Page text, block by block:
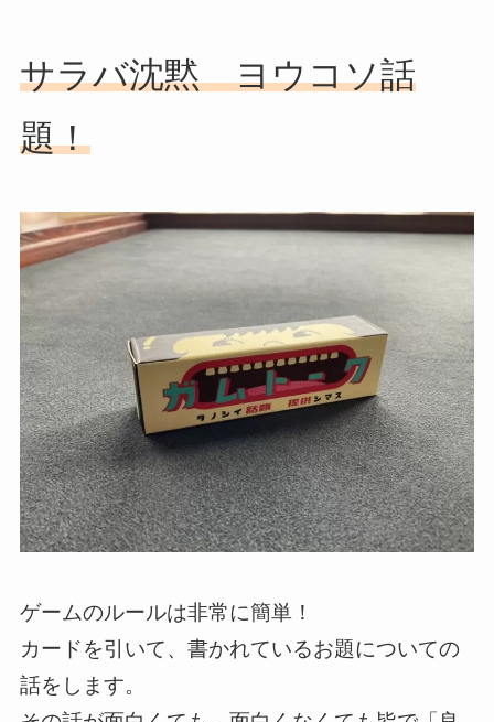
サラバ沈黙 ヨウコソ話
題！
ゲームのルールは非常に簡単！
カードを引いて、書かれているお題についての
話をします。